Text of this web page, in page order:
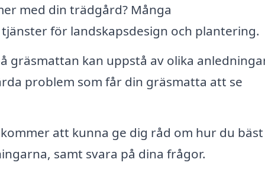
med din trädgård? Många
för landskapsdesign och plantering.
gräsmattan kan uppstå av olika
problem som får din gräsmatta att se
att kunna ge dig råd om hur du
samt svara på dina frågor.